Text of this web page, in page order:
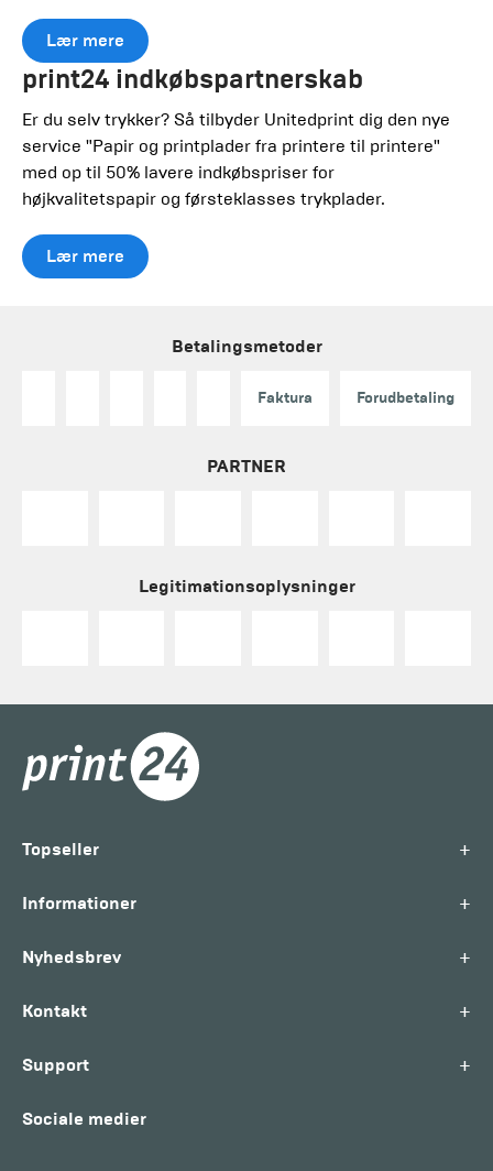
Lær mere
print24 indkøbspartnerskab
Er du selv trykker? Så tilbyder Unitedprint dig den nye
service "Papir og printplader fra printere til printere"
med op til 50% lavere indkøbspriser for
højkvalitetspapir og førsteklasses trykplader.
Lær mere
Betalingsmetoder
Faktura Forudbetaling
PARTNER
Legitimationsoplysninger
Topseller +
Informationer +
Nyhedsbrev +
Kontakt +
Support +
Sociale medier